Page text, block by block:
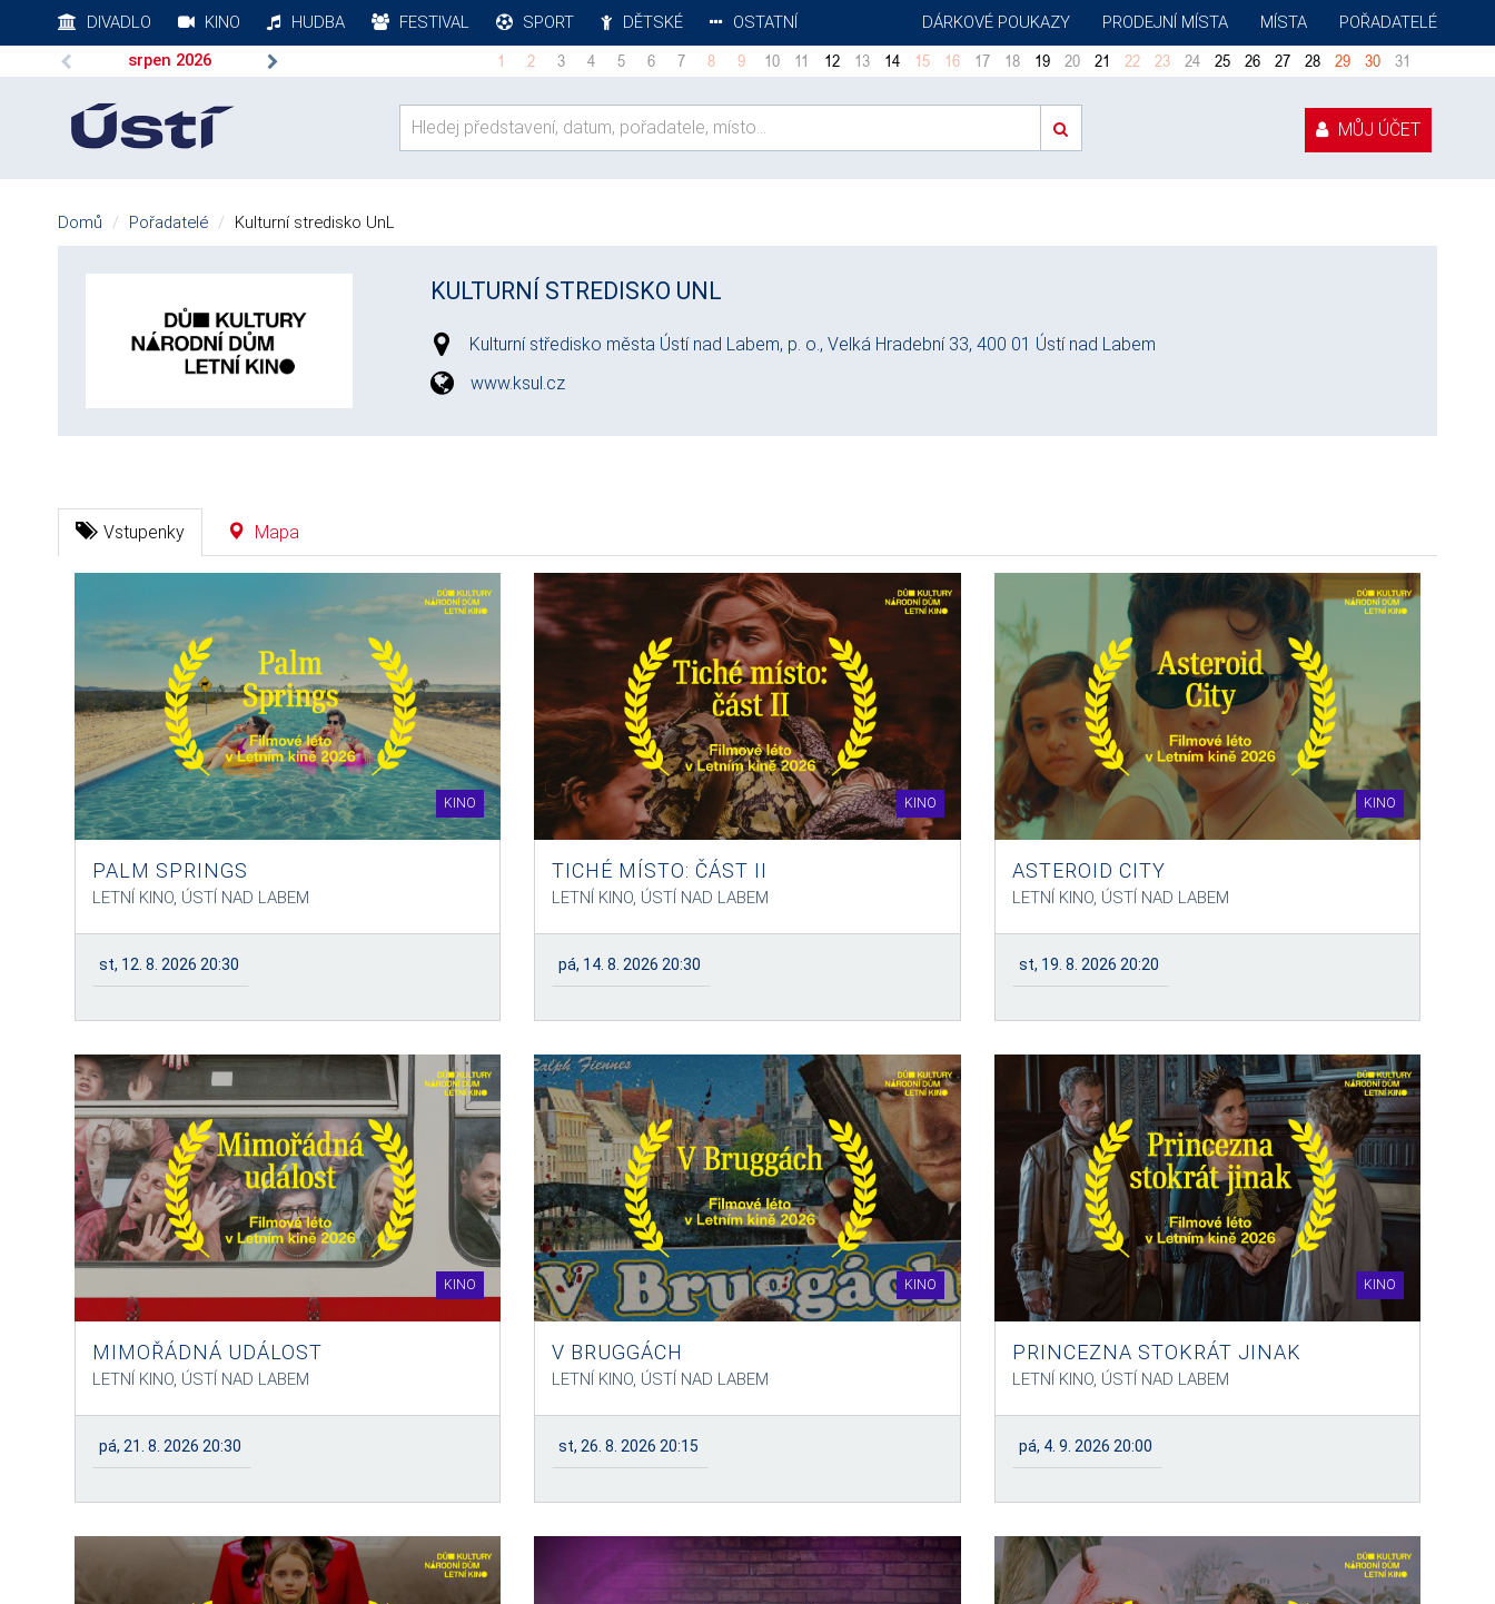
MŮJ ÚČET
DIVADLO KINO HUDBA FESTIVAL SPORT DĚTSKÉ OSTATNÍ DÁRKOVÉ POUKAZY PRODEJNÍ MÍSTA MÍSTA
POŘADATELÉ
srpen 2026 1 2 3 4 5 6 7 8 9 10 11 12 13 14 15 16 17 18 19 20 21 22 23 24 25 26 27 28 29 30 31
Domů Pořadatelé Kulturní stredisko UnL
KULTURNÍ STREDISKO UNL
Kulturní středisko města Ústí nad Labem, p. o., Velká Hradební 33, 400 01 Ústí nad Labem
www.ksul.cz
Vstupenky Mapa
KINO
PALM SPRINGS
LETNÍ KINO, ÚSTÍ NAD LABEM
st, 12. 8. 2026 20:30
KINO
TICHÉ MÍSTO: ČÁST II
LETNÍ KINO, ÚSTÍ NAD LABEM
pá, 14. 8. 2026 20:30
KINO
ASTEROID CITY
LETNÍ KINO, ÚSTÍ NAD LABEM
st, 19. 8. 2026 20:20
KINO
MIMOŘÁDNÁ UDÁLOST
LETNÍ KINO, ÚSTÍ NAD LABEM
pá, 21. 8. 2026 20:30
KINO
V BRUGGÁCH
LETNÍ KINO, ÚSTÍ NAD LABEM
st, 26. 8. 2026 20:15
KINO
PRINCEZNA STOKRÁT JINAK
LETNÍ KINO, ÚSTÍ NAD LABEM
pá, 4. 9. 2026 20:00